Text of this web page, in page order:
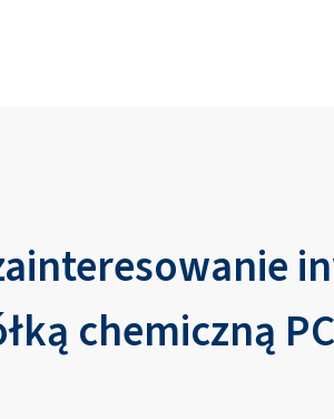
chemiczną